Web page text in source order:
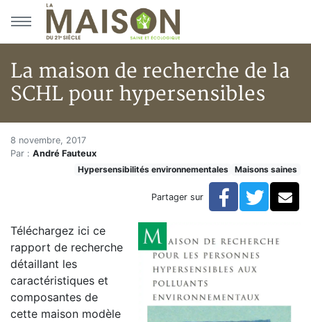
Aller au menu principal
Aller au contenu principal
La maison de recherche de la
SCHL pour hypersensibles
Accueil
Articles
Maisons saines
Hypersensibilités environnementales
La maison de recherche de la SCHL pour
La maison de recherche de la
8 novembre, 2017
Par : André Fauteux
Hypersensibilités environnementales
Maisons saines
Partager sur Facebook
Téléchargez ici ce
rapport de recherche
détaillant les
caractéristiques et
composantes de
cette maison modèle